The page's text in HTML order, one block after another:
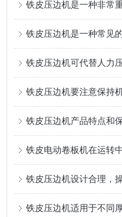
铁皮压边机是一种非常
铁皮压边机是一种常见
铁皮压边机可代替人力
铁皮压边机要注意保持
铁皮压边机产品特点和
铁皮电动卷板机在运转
铁皮压边机设计合理，
铁皮压边机适用于不同